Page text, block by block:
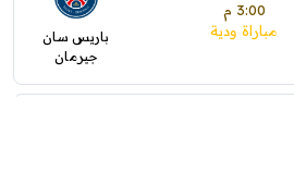
3:00 م
مباراة ودية
باريس سان
جيرمان